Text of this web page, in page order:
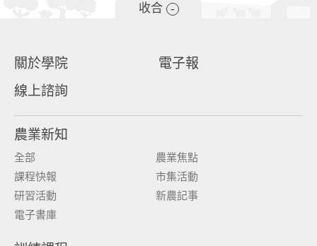
收合 -
關於學院
電子報
線上諮詢
農業新知
全部
農業焦點
課程快報
市集活動
研習活動
新農記事
電子書庫